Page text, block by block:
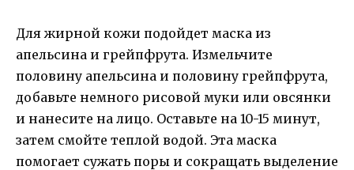
Для жирной кожи подойдет маска из
апельсина и грейпфрута. Измельчите
половину апельсина и половину грейпфрута,
добавьте немного рисовой муки или овсянки
и нанесите на лицо. Оставьте на 10-15 минут,
затем смойте теплой водой. Эта маска
помогает сужать поры и сокращать выделение